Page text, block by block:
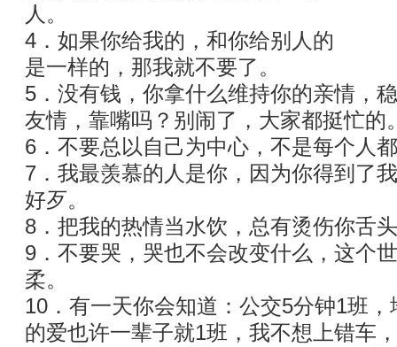
人。
4．如果你给我的，和你给别人的
是一样的，那我就不要了。
5．没有钱，你拿什么维持你的亲情，
友情，靠嘴吗？别闹了，大家都挺忙的
6．不要总以自己为中心，不是每个人
7．我最羡慕的人是你，因为你得到了
好歹。
8．把我的热情当水饮，总有烫伤你舌
9．不要哭，哭也不会改变什么，这个
柔。
10．有一天你会知道：公交5分钟1班
的爱也许一辈子就1班，我不想上错车